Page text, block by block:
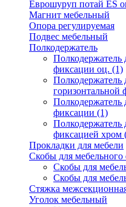
Еврошуруп потай ES
Магнит мебельный
Опора регулируемая
Подвес мебельный
Полкодержатель
Полкодержатель
фиксации оц. (1)
Полкодержатель
горизонтальной
Полкодержатель
фиксации (1)
Полкодержатель
фиксацией хром
Прокладки для мебели
Скобы для мебельного
Скобы для
Скобы для
Стяжка
Уголок мебельный